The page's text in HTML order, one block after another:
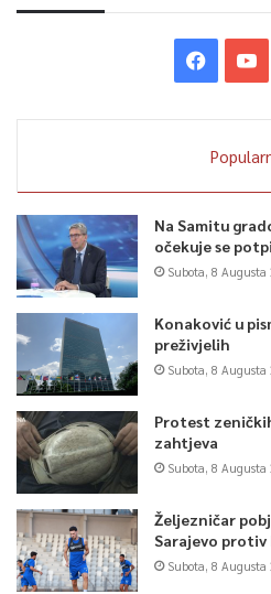
Na Samitu
očekuje se
Subota, 8 Augusta
Konaković u
preživjelih
Subota, 8 Augusta
Protest
zahtjeva
Subota, 8 Augusta
Željezničar
Sarajevo protiv
Subota, 8 Augusta